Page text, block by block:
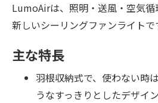
LumoAirは、照明・送風・空気循
新しいシーリングファンライトで
主な特長
羽根収納式で、使わない時
うなすっきりとしたデザイン